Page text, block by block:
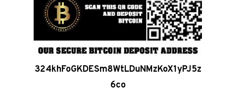
324khFoGKDESm8WtLDuNMzKoX1yPJ5z
6co